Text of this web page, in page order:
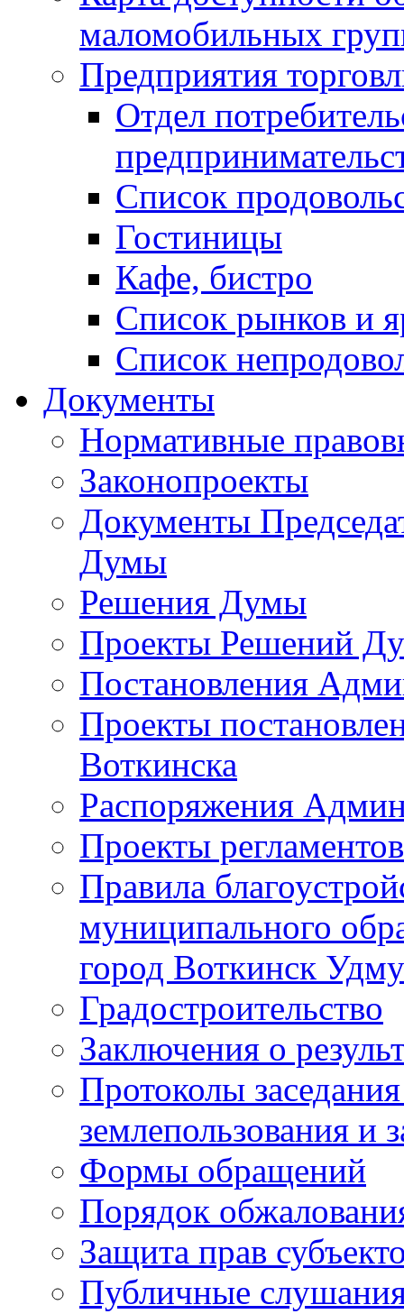
маломобильных
Предприятия
Отдел
Список
Гостиницы
Кафе, бистро
Cписок рынков и
Список
Документы
Нормативные
Законопроекты
Документы
Думы
Решения Думы
Проекты Решений
Постановления
Проекты
Воткинска
Распоряжения
Проекты
Правила
муниципального
город Воткинск
Градостроительство
Заключения о
Протоколы
землепользования и
Формы обращений
Порядок
Защита прав
Публичные